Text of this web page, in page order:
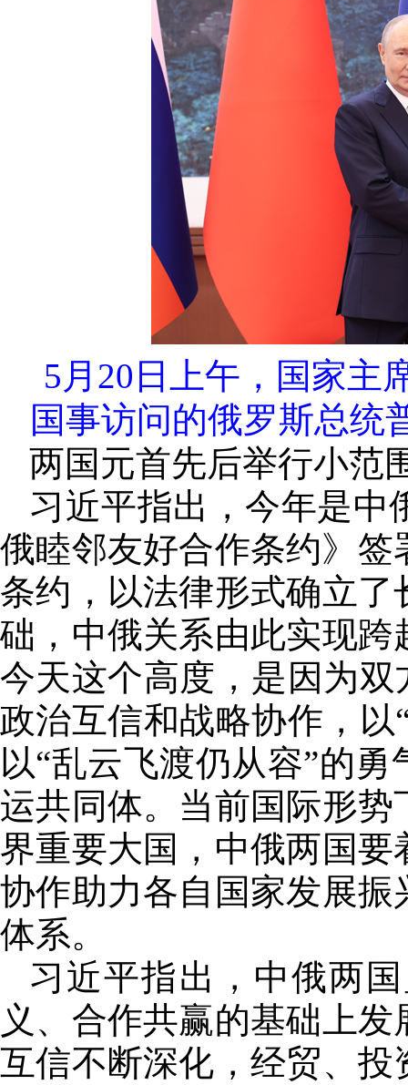
5月20日上午，国家主
国事访问的俄罗斯总统
两国元首先后举行小范
习近平指出，今年是中
俄睦邻友好合作条约》
条约，以法律形式确立
础，中俄关系由此实现
今天这个高度，是因为
政治互信和战略协作，
以“乱云飞渡仍从容”的
运共同体。当前国际形
界重要大国，中俄两国
协作助力各自国家发展
体系。
习近平指出，中俄两
义、合作共赢的基础上
互信不断深化，经贸、